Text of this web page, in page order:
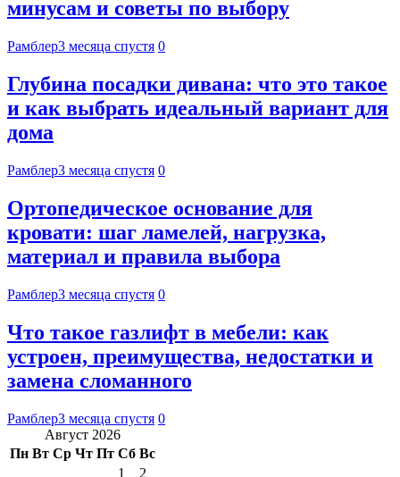
минусам и советы по выбору
Рамблер3 месяца спустя 0
Глубина посадки дивана: что это такое
и как выбрать идеальный вариант для
дома
Рамблер3 месяца спустя 0
Ортопедическое основание для
кровати: шаг ламелей, нагрузка,
материал и правила выбора
Рамблер3 месяца спустя 0
Что такое газлифт в мебели: как
устроен, преимущества, недостатки и
замена сломанного
Рамблер3 месяца спустя 0
Август 2026
Пн Вт Ср Чт Пт Сб Вс
1
2